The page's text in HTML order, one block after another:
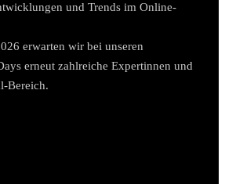
und Trends im Online-
erwarten wir bei unseren
erneut zahlreiche Expertinnen und
Bereich.